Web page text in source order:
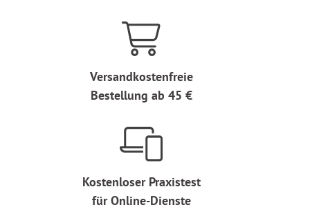
Versandkostenfreie
Bestellung ab 45 €
Kostenloser Praxistest
für Online-Dienste